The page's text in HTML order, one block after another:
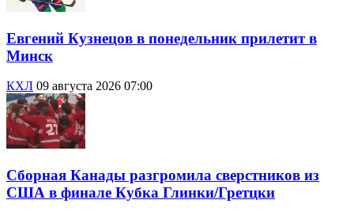
Евгений Кузнецов в понедельник прилетит в
Минск
КХЛ 09 августа 2026 07:00
Сборная Канады разгромила сверстников из
США в финале Кубка Глинки/Гретцки